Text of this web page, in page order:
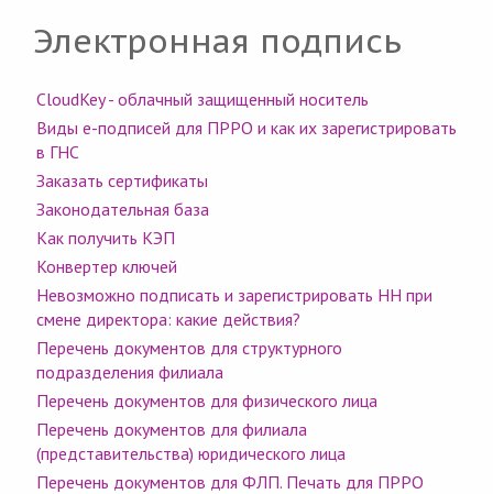
Электронная подпись
CloudKey - облачный защищенный носитель
Виды е-подписей для ПРРО и как их зарегистрировать
в ГНС
Заказать сертификаты
Законодательная база
Как получить КЭП
Конвертер ключей
Невозможно подписать и зарегистрировать НН при
смене директора: какие действия?
Перечень документов для структурного
подразделения филиала
Перечень документов для физического лица
Перечень документов для филиала
(представительства) юридического лица
Перечень документов для ФЛП. Печать для ПРРО